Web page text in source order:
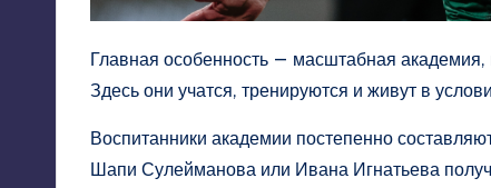
Главная особенность — масштабная
Здесь они учатся, тренируются и живут в
Воспитанники академии постепенно
Шапи Сулейманова или Ивана Игнатьева